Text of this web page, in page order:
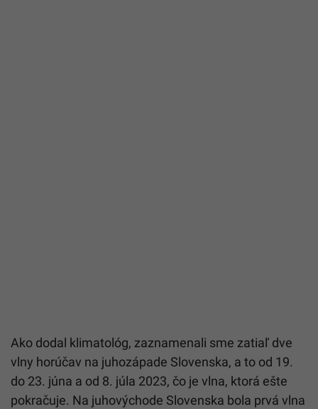
Ako dodal klimatológ, zaznamenali sme zatiaľ dve
vlny horúčav na juhozápade Slovenska, a to od 19.
do 23. júna a od 8. júla 2023, čo je vlna, ktorá ešte
pokračuje. Na juhovýchode Slovenska bola prvá vlna